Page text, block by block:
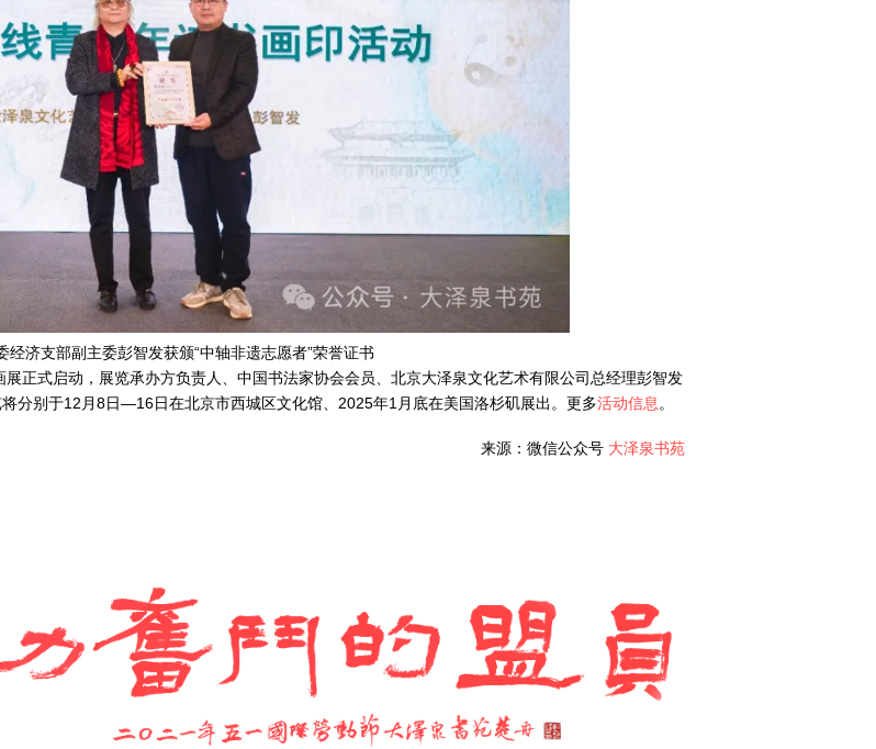
经济支部副主委彭智发获颁“中轴非遗志愿者”荣誉证书
正式启动，展览承办方负责人、中国书法家协会会员、北京大泽泉文化艺术有限公司总经理彭智发
分别于12月8日—16日在北京市西城区文化馆、2025年1月底在美国洛杉矶展出。更多活动信息。
来源：微信公众号 大泽泉书苑